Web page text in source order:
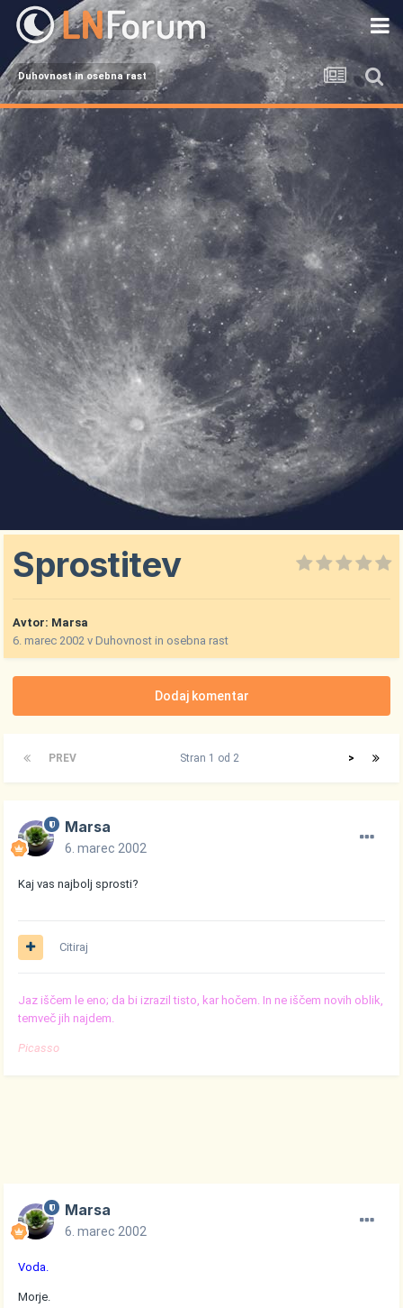
Duhovnost in osebna rast
Sprostitev
Avtor: Marsa
6. marec 2002 vDuhovnost in osebna rast
Dodaj komentar
PREV >
Stran 1 od 2
Marsa
6. marec 2002
Kaj vas najbolj sprosti?
Citiraj
Jaz iščem le eno; da bi izrazil tisto, kar hočem. In ne iščem novih oblik,
temveč jih najdem.
Picasso
Marsa
6. marec 2002
Voda.
Morje.